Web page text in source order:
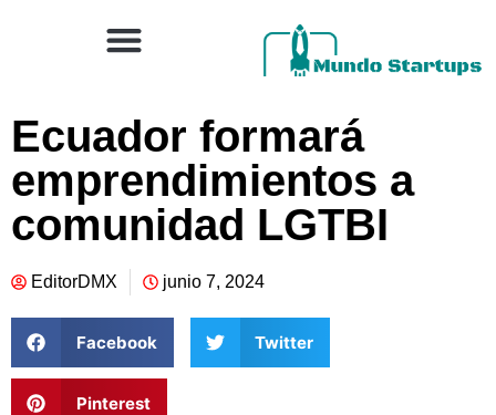
Ecuador formará
emprendimientos a
comunidad LGTBI
EditorDMX junio 7, 2024
Facebook Twitter
Pinterest